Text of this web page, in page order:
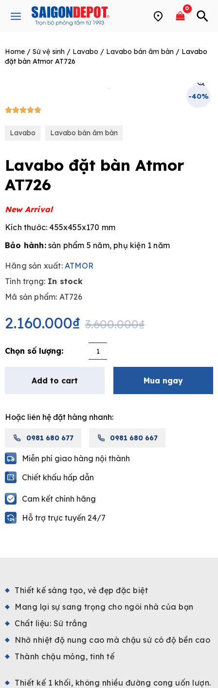
Main
Home / Sứ vệ sinh / Lavabo / Lavabo bán âm bàn / Lavabo
đặt bàn Atmor AT726
-40%
5/5
Lavabo Lavabo bán âm bàn
Lavabo đặt bàn Atmor
AT726
New Arrival
Kích thước: 455x455x170 mm
Bảo hành:sản phẩm 5 năm, phụ kiện 1 năm
Hãng sản xuất:ATMOR
Tình trạng: In stock
Mã sản phẩm: AT726
3.600.000₫
Original
price
was:
3.600.000₫.
2.160.000₫
Current
price
is:
2.160.000₫.
Atmor
Add to cart Mua ngay
Hoặc liên hệ đặt hàng nhanh:
0981 680 677 0981 680 667
Miễn phí giao hàng nội thành
Chiết khấu hấp dẫn
Cam kết chính hãng
Hỗ trợ trực tuyến 24/7
Thiết kế sáng tạo, vẻ đẹp đặc biệt
Mang lại sự sang trọng cho ngôi nhà của bạn
Chất liệu: Sứ trắng
Nhờ nhiệt độ nung cao mà chậu sứ có độ bền cao
Thành chậu mỏng, tinh tế
Thiết kế 1 khối, không nhiều đường cong uốn lượn.